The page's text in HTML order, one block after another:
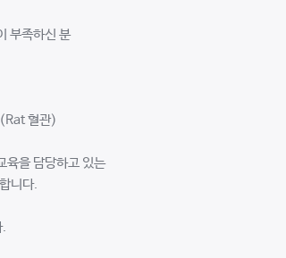
부족하신 분
혈관)
육을 담당하고 있는
니다.